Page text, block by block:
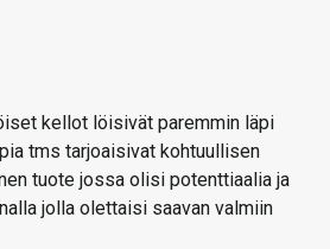
kellot löisivät paremmin läpi
tms tarjoaisivat kohtuullisen
tuote jossa olisi potenttiaalia ja
jolla olettaisi saavan valmiin